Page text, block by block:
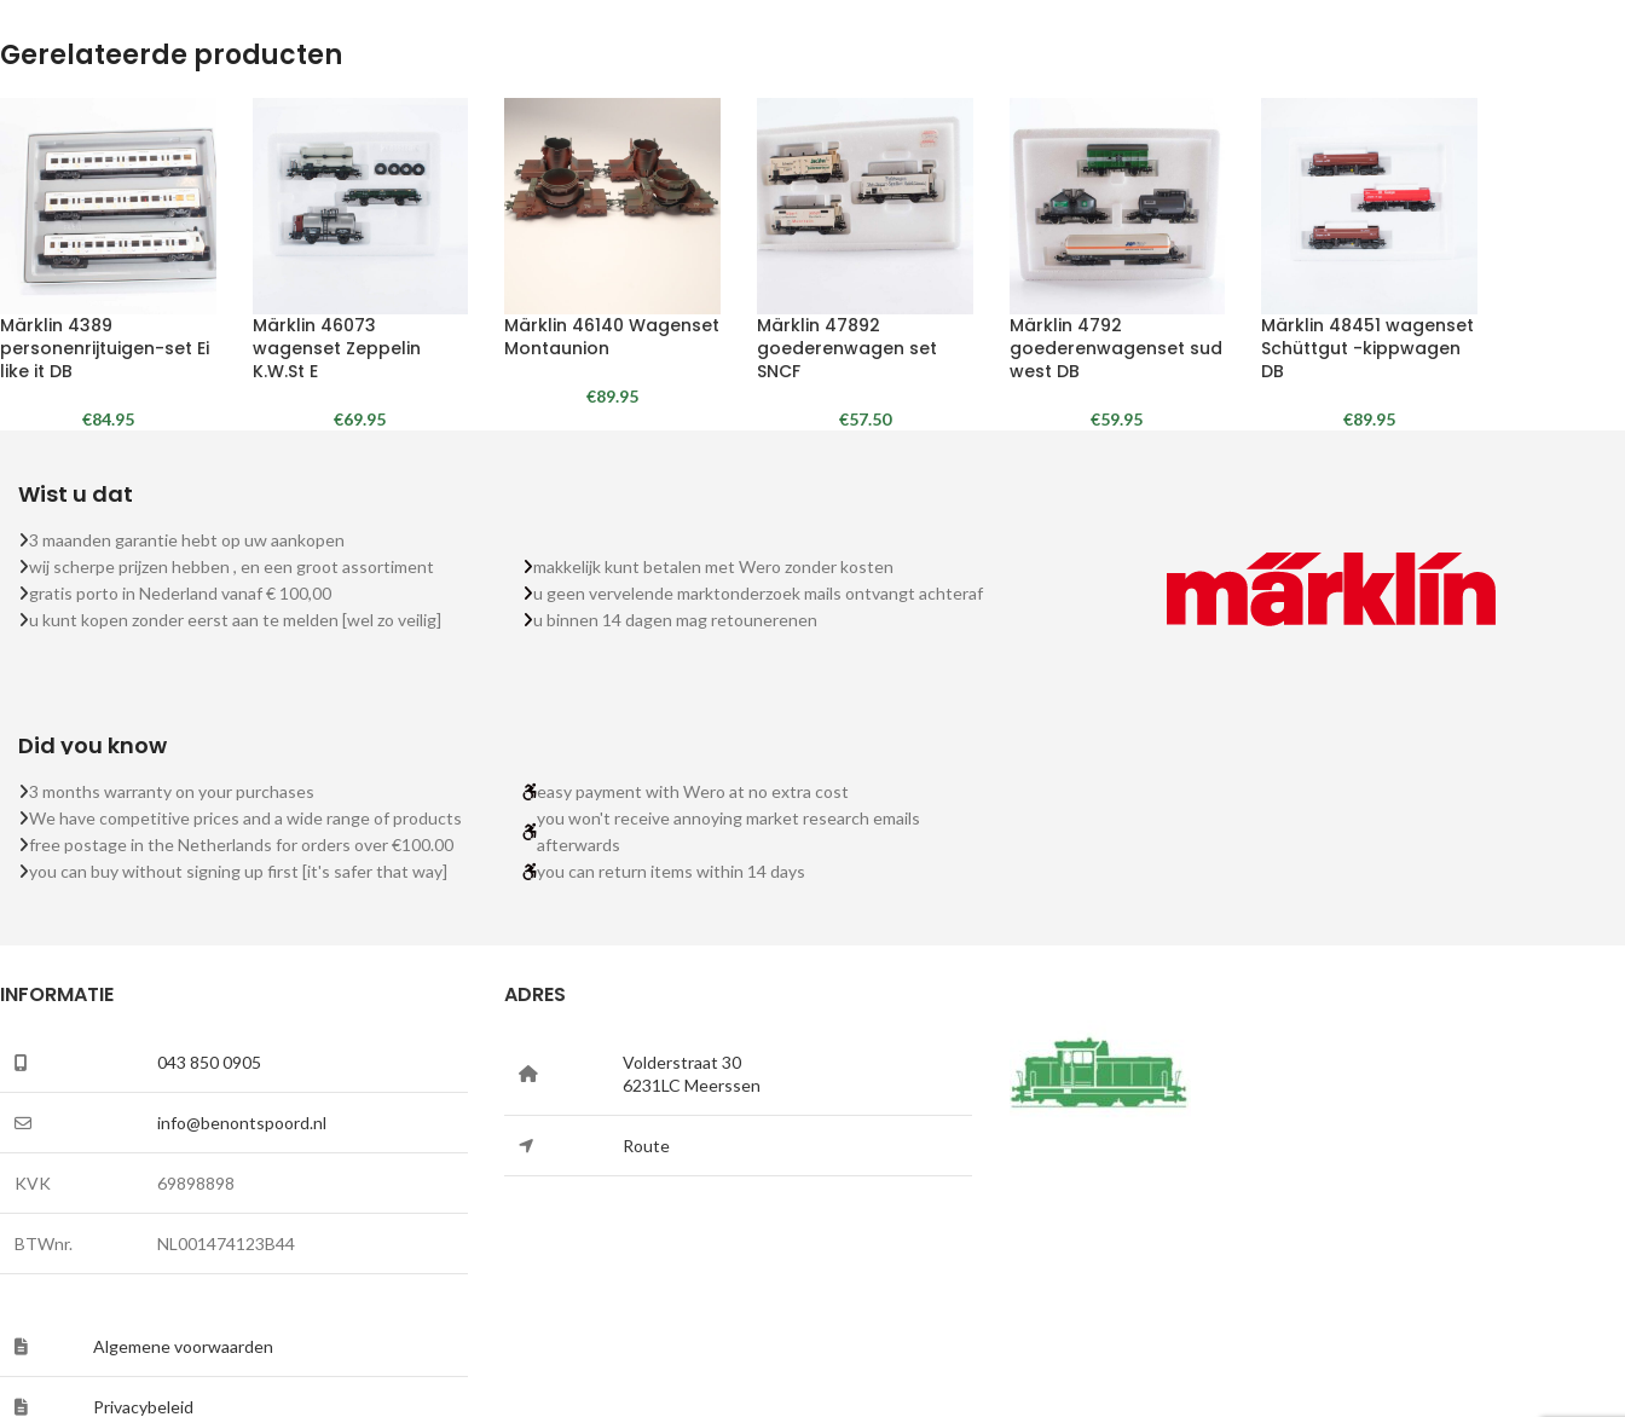
Gerelateerde producten
Märklin 4389
personenrijtuigen-set Ei
like it DB
€84.95
Märklin 46073
wagenset Zeppelin
K.W.St E
€69.95
Märklin 46140 Wagenset
Montaunion
€89.95
Märklin 47892
goederenwagen set
SNCF
€57.50
Märklin 4792
goederenwagenset sud
west DB
€59.95
Märklin 48451 wagenset
Schüttgut -kippwagen
DB
€89.95
Wist u dat
3 maanden garantie hebt op uw aankopen
wij scherpe prijzen hebben , en een groot assortiment
gratis porto in Nederland vanaf € 100,00
u kunt kopen zonder eerst aan te melden [wel zo veilig]
makkelijk kunt betalen met Wero zonder kosten
u geen vervelende marktonderzoek mails ontvangt achteraf
u binnen 14 dagen mag retounerenen
Did you know
3 months warranty on your purchases
We have competitive prices and a wide range of products
free postage in the Netherlands for orders over €100.00
you can buy without signing up first [it's safer that way]
easy payment with Wero at no extra cost
you won't receive annoying market research emails
afterwards
you can return items within 14 days
INFORMATIE
043 850 0905
info@benontspoord.nl
KVK 69898898
BTWnr. NL001474123B44
Algemene voorwaarden
Privacybeleid
ADRES
Volderstraat 30
6231LC Meerssen
Route